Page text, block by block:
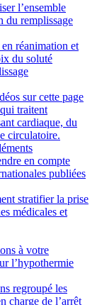
l’ensemble
du remplissage
réanimation et
du soluté
sur cette page
traitent
cardiaque, du
circulatoire.
en compte
publiées
stratifier la prise
médicales et
à votre
l’hypothermie
regroupé les
charge de l’arrêt